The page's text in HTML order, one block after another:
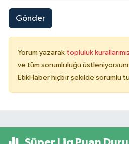
Gönder
Yorum yazarak topluluk
ve tüm sorumluluğu
EtikHaber hiçbir şekilde sorumlu